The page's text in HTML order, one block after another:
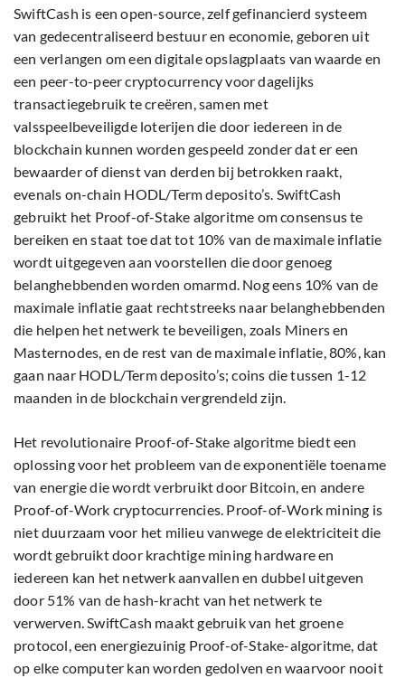
SwiftCash is een open-source, zelf gefinancierd systeem
van gedecentraliseerd bestuur en economie, geboren uit
een verlangen om een digitale opslagplaats van waarde en
een peer-to-peer cryptocurrency voor dagelijks
transactiegebruik te creëren, samen met
valsspeelbeveiligde loterijen die door iedereen in de
blockchain kunnen worden gespeeld zonder dat er een
bewaarder of dienst van derden bij betrokken raakt,
evenals on-chain HODL/Term deposito’s. SwiftCash
gebruikt het Proof-of-Stake algoritme om consensus te
bereiken en staat toe dat tot 10% van de maximale inflatie
wordt uitgegeven aan voorstellen die door genoeg
belanghebbenden worden omarmd. Nog eens 10% van de
maximale inflatie gaat rechtstreeks naar belanghebbenden
die helpen het netwerk te beveiligen, zoals Miners en
Masternodes, en de rest van de maximale inflatie, 80%, kan
gaan naar HODL/Term deposito’s; coins die tussen 1-12
maanden in de blockchain vergrendeld zijn.
Het revolutionaire Proof-of-Stake algoritme biedt een
oplossing voor het probleem van de exponentiële toename
van energie die wordt verbruikt door Bitcoin, en andere
Proof-of-Work cryptocurrencies. Proof-of-Work mining is
niet duurzaam voor het milieu vanwege de elektriciteit die
wordt gebruikt door krachtige mining hardware en
iedereen kan het netwerk aanvallen en dubbel uitgeven
door 51% van de hash-kracht van het netwerk te
verwerven. SwiftCash maakt gebruik van het groene
protocol, een energiezuinig Proof-of-Stake-algoritme, dat
op elke computer kan worden gedolven en waarvoor nooit